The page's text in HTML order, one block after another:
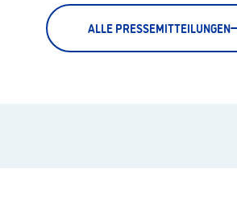
ALLE PRESSEMITTEILUNGEN